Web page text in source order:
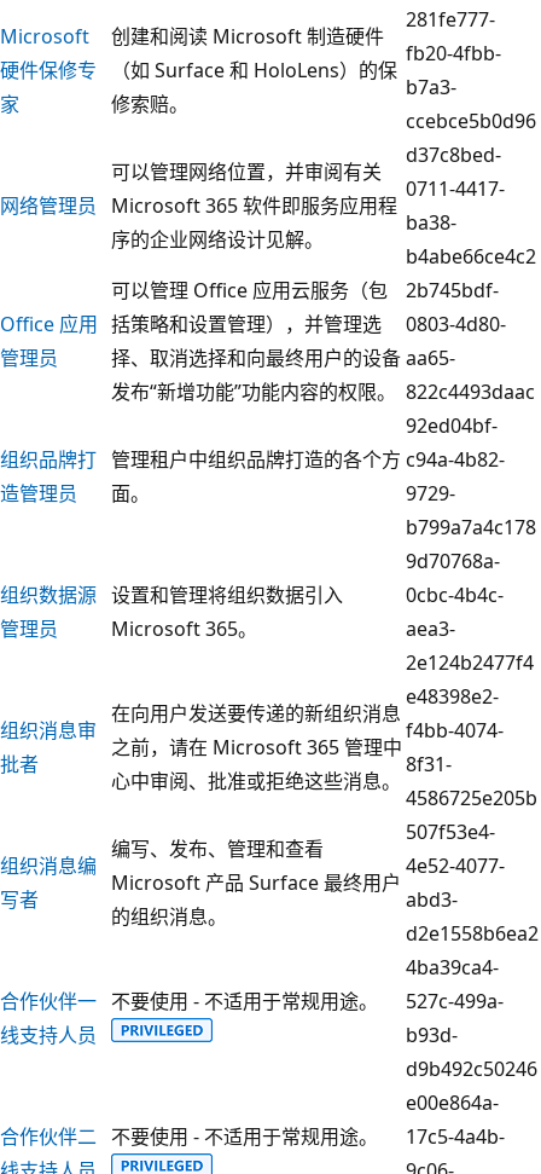
Microsoft
硬件保修专
家
创建和阅读 Microsoft 制造硬件
（如 Surface 和 HoloLens）的保
修索赔。
281fe777-
fb20-4fbb-
b7a3-
ccebce5b0d96
网络管理员
可以管理网络位置，并审阅有关
Microsoft 365 软件即服务应用程
序的企业网络设计见解。
d37c8bed-
0711-4417-
ba38-
b4abe66ce4c2
Office 应用
管理员
可以管理 Office 应用云服务（包
括策略和设置管理），并管理选
择、取消选择和向最终用户的设备
发布“新增功能”功能内容的权限。
2b745bdf-
0803-4d80-
aa65-
822c4493daac
组织品牌打
造管理员
管理租户中组织品牌打造的各个方
面。
92ed04bf-
c94a-4b82-
9729-
b799a7a4c178
组织数据源
管理员
设置和管理将组织数据引入
Microsoft 365。
9d70768a-
0cbc-4b4c-
aea3-
2e124b2477f4
组织消息审
批者
在向用户发送要传递的新组织消息
之前，请在 Microsoft 365 管理中
心中审阅、批准或拒绝这些消息。
e48398e2-
f4bb-4074-
8f31-
4586725e205b
组织消息编
写者
编写、发布、管理和查看
Microsoft 产品 Surface 最终用户
的组织消息。
507f53e4-
4e52-4077-
abd3-
d2e1558b6ea2
合作伙伴一
线支持人员
不要使用 - 不适用于常规用途。
4ba39ca4-
527c-499a-
b93d-
d9b492c50246
合作伙伴二 不要使用 - 不适用于常规用途。
e00e864a-
17c5-4a4b-